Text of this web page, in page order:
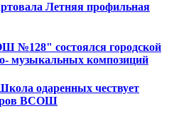
Летняя профильная
состоялся городской
музыкальных композиций
одаренных чествует
ВСОШ